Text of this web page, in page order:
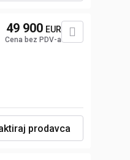
49 900 EUR
Cena bez PDV-a
prodavca